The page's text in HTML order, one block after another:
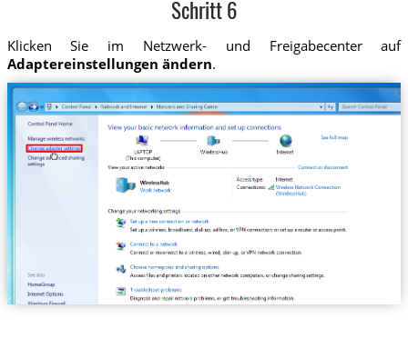
Schritt 6
Klicken Sie im Netzwerk- und Freigabecenter auf
Adaptereinstellungen ändern.